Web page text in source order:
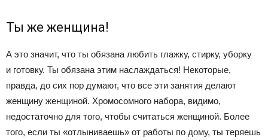
Ты же женщина!
А это значит, что ты обязана любить глажку, стирку, уборку
и готовку. Ты обязана этим наслаждаться! Некоторые,
правда, до сих пор думают, что все эти занятия делают
женщину женщиной. Хромосомного набора, видимо,
недостаточно для того, чтобы считаться женщиной. Более
того, если ты «отлыниваешь» от работы по дому, ты теряешь